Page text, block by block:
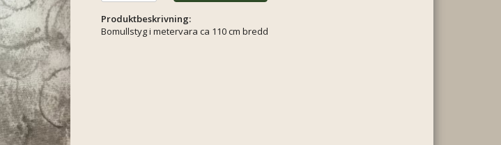
Produktbeskrivning:
Bomullstyg i metervara ca 110 cm bredd